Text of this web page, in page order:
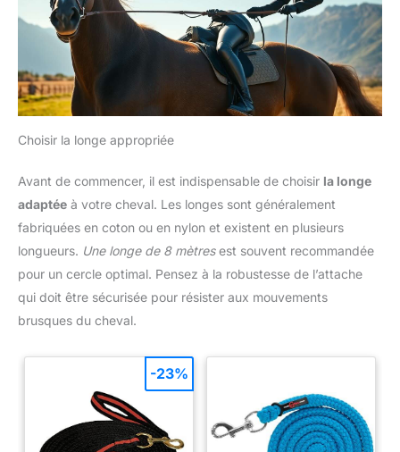
Choisir la longe appropriée
Avant de commencer, il est indispensable de choisir la longe
adaptée à votre cheval. Les longes sont généralement
fabriquées en coton ou en nylon et existent en plusieurs
longueurs. Une longe de 8 mètresest souvent recommandée
pour un cercle optimal. Pensez à la robustesse de l’attache
qui doit être sécurisée pour résister aux mouvements
brusques du cheval.
-23%